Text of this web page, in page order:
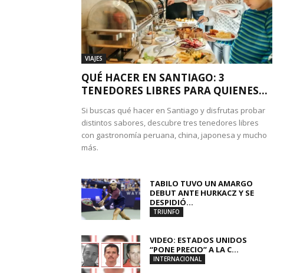
VIAJES
QUÉ HACER EN SANTIAGO: 3
TENEDORES LIBRES PARA QUIENES...
Si buscas qué hacer en Santiago y disfrutas probar
distintos sabores, descubre tres tenedores libres
con gastronomía peruana, china, japonesa y mucho
más.
TABILO TUVO UN AMARGO
DEBUT ANTE HURKACZ Y SE
DESPIDIÓ...
TRIUNFO
VIDEO: ESTADOS UNIDOS
“PONE PRECIO” A LA C...
INTERNACIONAL